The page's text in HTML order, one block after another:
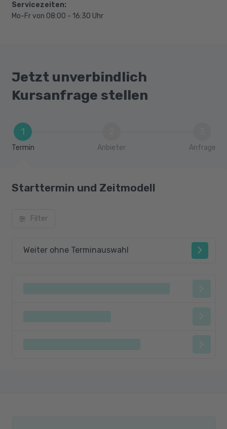
Servicezeiten:
Mo-Fr von 08:00 - 16:30 Uhr
Jetzt unverbindlich
Kursanfrage stellen
1
Termin Anbieter Anfrage
Starttermin und Zeitmodell
Filter
Weiter ohne Terminauswahl